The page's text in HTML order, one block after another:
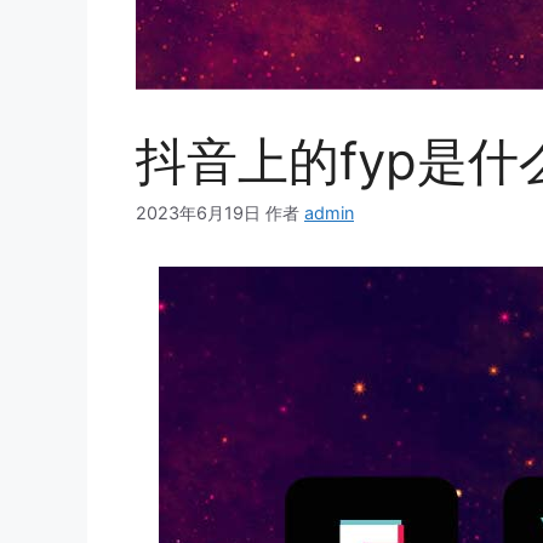
抖音上的fyp是什
2023年6月19日 作者 admin